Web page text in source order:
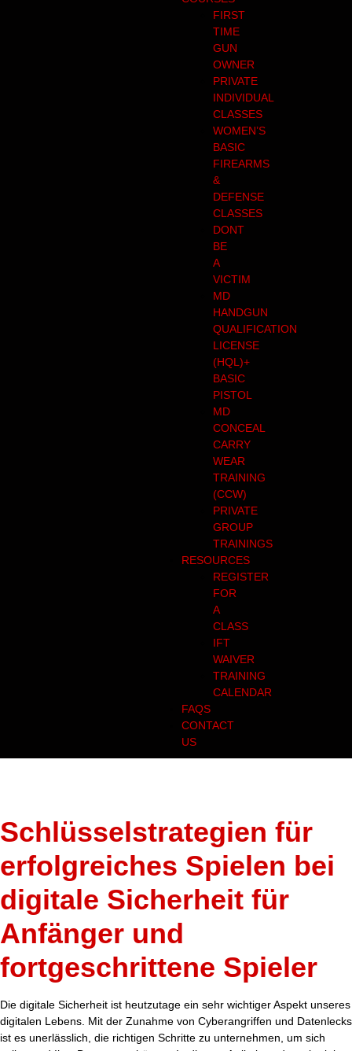
FIRST
TIME
GUN
OWNER
PRIVATE
INDIVIDUAL
CLASSES
WOMEN’S
BASIC
FIREARMS
&
DEFENSE
CLASSES
DONT
BE
A
VICTIM
MD
HANDGUN
QUALIFICATION
LICENSE
(HQL)+
BASIC
PISTOL
MD
CONCEAL
CARRY
WEAR
TRAINING
(CCW)
PRIVATE
GROUP
TRAININGS
RESOURCES
REGISTER
FOR
A
CLASS
IFT
WAIVER
TRAINING
CALENDAR
FAQS
CONTACT
US
Schlüsselstrategien für
erfolgreiches Spielen bei
digitale Sicherheit für
Anfänger und
fortgeschrittene Spieler
Die digitale Sicherheit ist heutzutage ein sehr wichtiger Aspekt unseres
digitalen Lebens. Mit der Zunahme von Cyberangriffen und Datenlecks
ist es unerlässlich, die richtigen Schritte zu unternehmen, um sich